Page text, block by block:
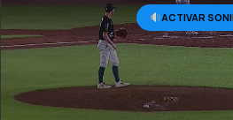
ACTIVAR
© 2026 Central Deportiva MX. All Rights